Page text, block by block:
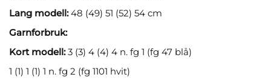
Lang modell:48 (49) 51 (52) 54 cm
Garnforbruk:
Kort modell:3 (3) 4 (4) 4 n. fg 1 (fg 47 blå)
1 (1) 1 (1) 1 n. fg 2 (fg 1101 hvit)